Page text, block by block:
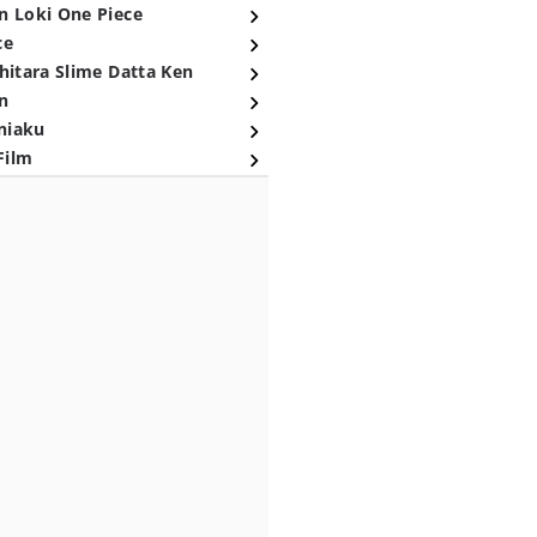
Loki One Piece
Slime Datta Ken